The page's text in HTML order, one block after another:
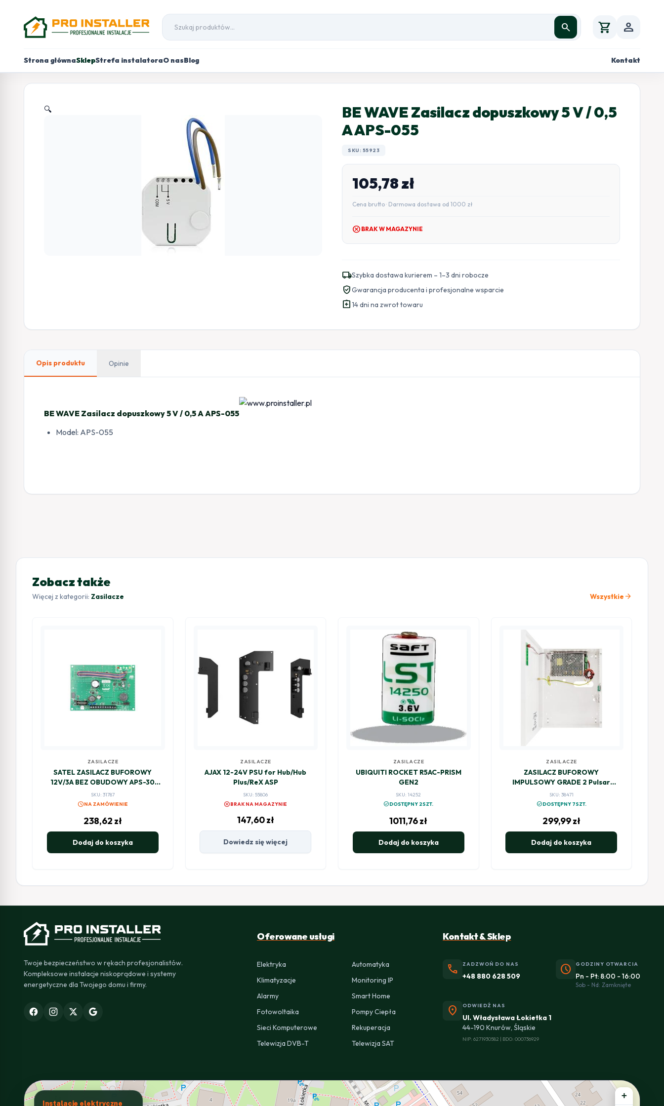
search shopping_cart person
Strona głównaSklepStrefa instalatoraO nasBlog Kontakt
🔍
BE WAVE Zasilacz dopuszkowy 5 V / 0,5
A APS-055
SKU: 55923
105,78zł
Cena brutto · Darmowa dostawa od 1000 zł
cancel BRAK W MAGAZYNIE
local_shippingSzybka dostawa kurierem – 1–3 dni robocze
verified_userGwarancja producenta i profesjonalne wsparcie
assignment_return14 dni na zwrot towaru
Opis produktu Opinie
BE WAVE Zasilacz dopuszkowy 5 V / 0,5 A APS-055
Model: APS-055
Zobacz także
Więcej z kategorii: Zasilacze Wszystkie arrow_forward
ZASILACZE
SATEL ZASILACZ BUFOROWY
12V/3A BEZ OBUDOWY APS-30
BO
SKU: 31787
scheduleNA ZAMÓWIENIE
238,62 zł
Dodaj do koszyka
ZASILACZE
AJAX 12-24V PSU for Hub/Hub
Plus/ReX ASP
SKU: 55806
cancelBRAK NA MAGAZYNIE
147,60zł
Dowiedz się więcej
ZASILACZE
UBIQUITI ROCKET R5AC-PRISM
GEN2
SKU: 14252
check_circleDOSTĘPNY 2SZT.
1011,76zł
Dodaj do koszyka
ZASILACZE
ZASILACZ BUFOROWY
IMPULSOWY GRADE 2 Pulsar
HPSG2-12V5A-C
SKU: 38471
check_circleDOSTĘPNY 7SZT.
299,99zł
Dodaj do koszyka
Twoje bezpieczeństwo w rękach profesjonalistów.
Kompleksowe instalacje niskoprądowe i systemy
energetyczne dla Twojego domu i firmy.
Oferowane usługi
Elektryka
Automatyka
Klimatyzacje
Monitoring IP
Alarmy
Smart Home
Fotowoltaika
Pompy Ciepła
Sieci Komputerowe
Rekuperacja
Telewizja DVB-T
Telewizja SAT
Kontakt & Sklep
phone ZADZWOŃ DO NAS
+48 880 628 509 schedule GODZINY OTWARCIA
Pn - Pt: 8:00 - 16:00
Sob - Nd: Zamknięte
location_on ODWIEDŹ NAS
Ul. Władysława Łokietka 1
44-190 Knurów, Śląskie
NIP: 6271930582 | BDO: 000736929
Instalacje elektryczne
+